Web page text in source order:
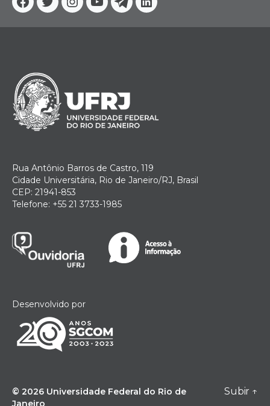
Facebook
TwitterInstagram
YouTube
TelegramLinkedin
Rua Antônio Barros de Castro, 119
Cidade Universitária, Rio de Janeiro/RJ, Brasil
CEP: 21941-853
Telefone: +55 21 3733-1985
Desenvolvido por
© 2026 Universidade Federal do Rio de
Janeiro
Subir ↑